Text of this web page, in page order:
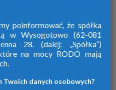
się na rynku
dostarczając
poinformować, że spółka
w Wysogotowo (62-081
28. (dalej: „Spółka”)
na mocy RODO mają
danych osobowych?